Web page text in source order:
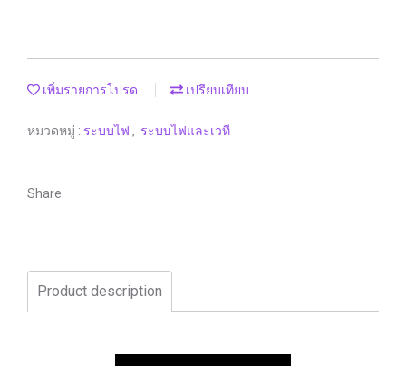
เพิ่มรายการโปรด เปรียบเทียบ
หมวดหมู่ : ระบบไฟ , ระบบไฟและเวที
Share
Product description